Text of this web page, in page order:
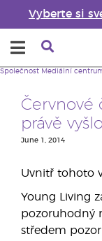
Vyberte si
Společnost Mediální
Červnové
právě vyšlo
June 1, 2014
Uvnitř tohoto
Young Living
pozoruhodný
středem